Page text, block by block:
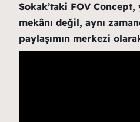
Sokak’taki FOV
mekânı değil, aynı
paylaşımın merkezi